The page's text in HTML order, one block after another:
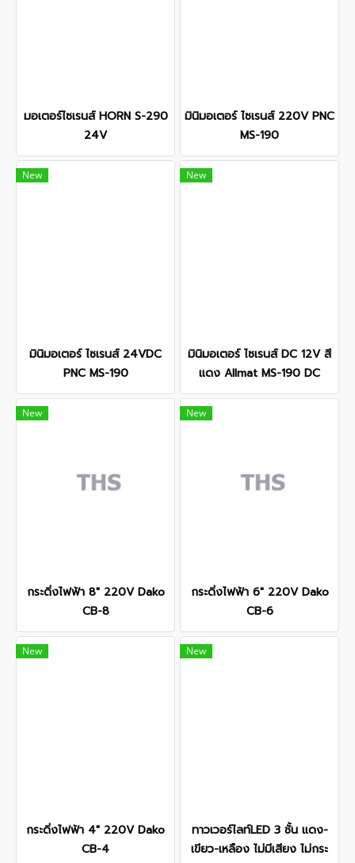
มอเตอร์ไซเรนส์ HORN S-290
24V
มินิมอเตอร์ ไซเรนส์ 220V PNC
MS-190
New
มินิมอเตอร์ ไซเรนส์ 24VDC
PNC MS-190
New
มินิมอเตอร์ ไซเรนส์ DC 12V สี
แดง Allmat MS-190 DC
New
กระดิ่งไฟฟ้า 8" 220V Dako
CB-8
New
กระดิ่งไฟฟ้า 6" 220V Dako
CB-6
New
กระดิ่งไฟฟ้า 4" 220V Dako
CB-4
New
ทาวเวอร์ไลท์LED 3 ชั้น แดง-
เขียว-เหลือง ไม่มีเสียง ไม่กระ